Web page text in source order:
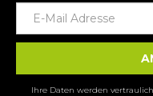
Ihre Daten werden